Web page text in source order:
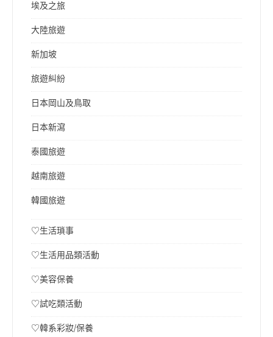
埃及之旅
大陸旅遊
新加坡
旅遊糾紛
日本岡山及鳥取
日本新瀉
泰國旅遊
越南旅遊
韓國旅遊
♡生活瑣事
♡生活用品類活動
♡美容保養
♡試吃類活動
♡韓系彩妝/保養